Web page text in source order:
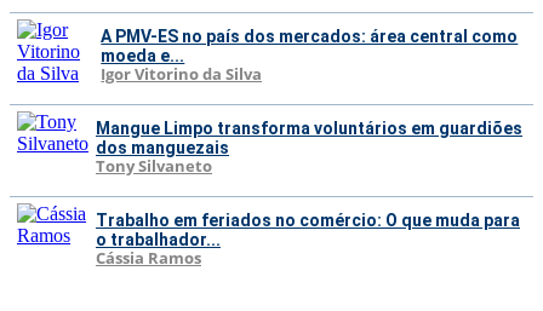
A PMV-ES no país dos mercados: área central como
moeda e...
Igor Vitorino da Silva
Mangue Limpo transforma voluntários em guardiões
dos manguezais
Tony Silvaneto
Trabalho em feriados no comércio: O que muda para
o trabalhador...
Cássia Ramos